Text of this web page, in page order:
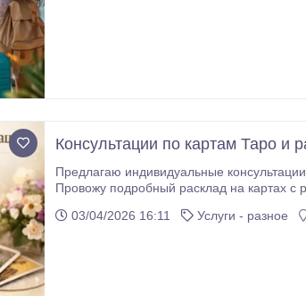
Консультации по картам Таро и
Предлагаю индивидуальные консультации по вопросам отношений, личной
Провожу подробный расклад на картах с разбором текущей
подходящее решение.
03/04/2026 16:11 Услуги - разное